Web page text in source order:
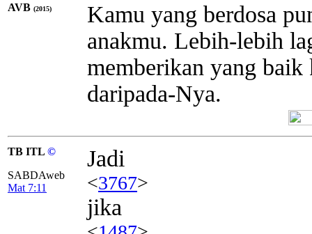
AVB (2015)
Kamu yang berdosa
anakmu. Lebih-lebih
memberikan yang baik
daripada-Nya.
TB ITL ©
SABDAweb
Mat 7:11
Jadi
<3767>
jika